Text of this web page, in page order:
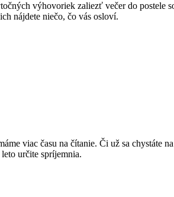
výhovoriek zaliezť večer do postele
nájdete niečo, čo vás osloví.
viac času na čítanie. Či už sa chystáte
určite spríjemnia.